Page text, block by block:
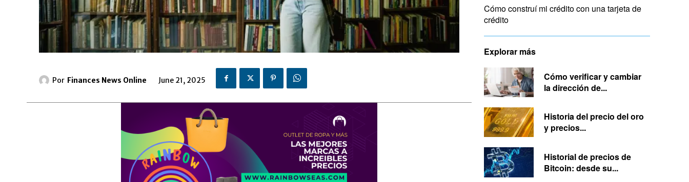
Por Finances News Online June 21, 2025
Cómo construí mi crédito con una tarjeta de
crédito
Explorar más
Cómo verificar y cambiar
la dirección de...
Historia del precio del oro
y precios...
Historial de precios de
Bitcoin: desde su...